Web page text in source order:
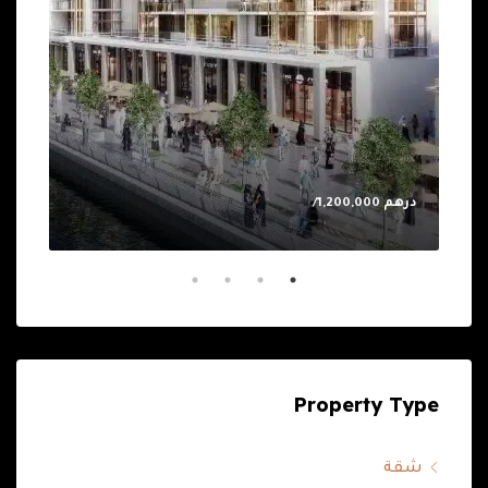
درهم 1,200,000/
Property Type
شقة